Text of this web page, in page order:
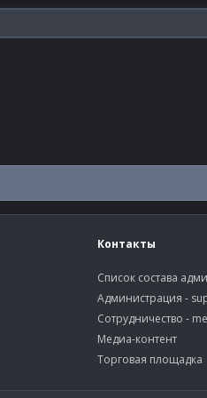
Контакты
Список состава
Администрация -
Сотрудничество -
Медиа-контент
Торговая площадка